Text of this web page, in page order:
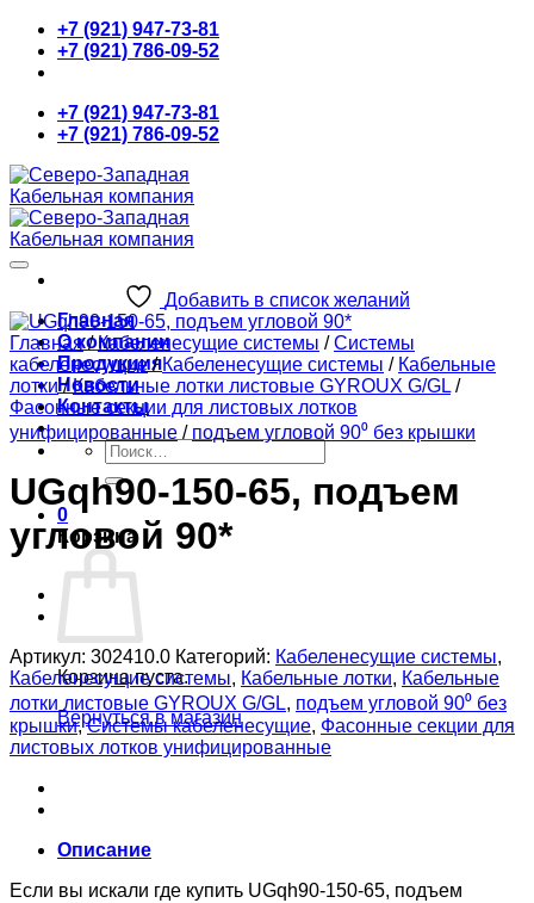
Skip
content
+7 (921) 947-73-81
+7 (921) 786-09-52
+7 (921) 947-73-81
+7 (921) 786-09-52
Главная
О компании
Продукция
Новости
Контакты
Искать:
0
Корзина
Корзина пуста.
Вернуться в магазин
Добавить в список желаний
Главная / Кабеленесущие системы / Системы
кабеленесущие / Кабеленесущие системы / Кабельные
лотки / Кабельные лотки листовые GYROUX G/GL /
Фасонные секции для листовых лотков
унифицированные / подъем угловой 90⁰ без крышки
UGqh90-150-65, подъем
угловой 90*
Артикул: 302410.0 Категорий: Кабеленесущие системы,
Кабеленесущие системы, Кабельные лотки, Кабельные
лотки листовые GYROUX G/GL, подъем угловой 90⁰ без
крышки,Системы кабеленесущие, Фасонные секции для
листовых лотков унифицированные
Описание
Если вы искали где купить UGqh90-150-65, подъем